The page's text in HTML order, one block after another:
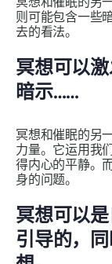
则可能包含一些
去的看法。
冥想可以
暗示……
冥想和催眠的另
力量。它运用我
得内心的平静。
身的问题。
冥想可以
引导的，